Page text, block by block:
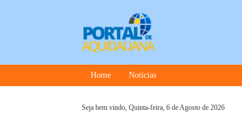
Home Notícias
Seja bem vindo, Quinta-feira, 6 de Agosto de 2026